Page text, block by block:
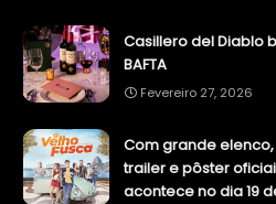
Casillero del Diablo
BAFTA
Fevereiro 27, 2026
Com grande elenco,
trailer e pôster
acontece no dia 19